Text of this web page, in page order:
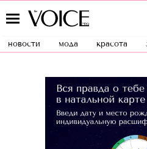
новости мода красота